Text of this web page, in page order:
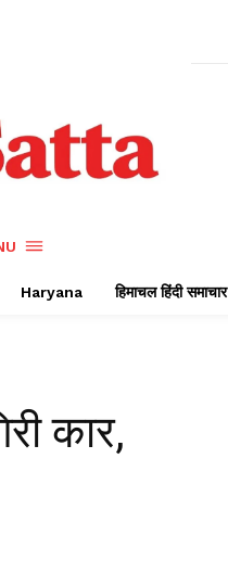
Haryana हिमाचल हिंदी समाचार
कार,